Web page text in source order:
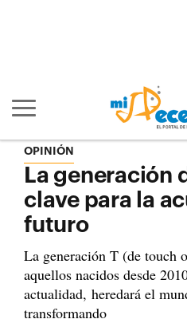
Mostrar/ocultar navegación
OPINIÓN
La generación
clave para la
futuro
La generación T (de touch
aquellos nacidos desde
actualidad, heredará el
transformando